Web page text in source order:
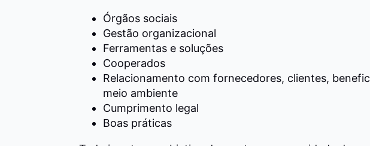
Órgãos sociais
Gestão organizacional
Ferramentas e soluções
Cooperados
Relacionamento com fornecedores, clientes,
meio ambiente
Cumprimento legal
Boas práticas